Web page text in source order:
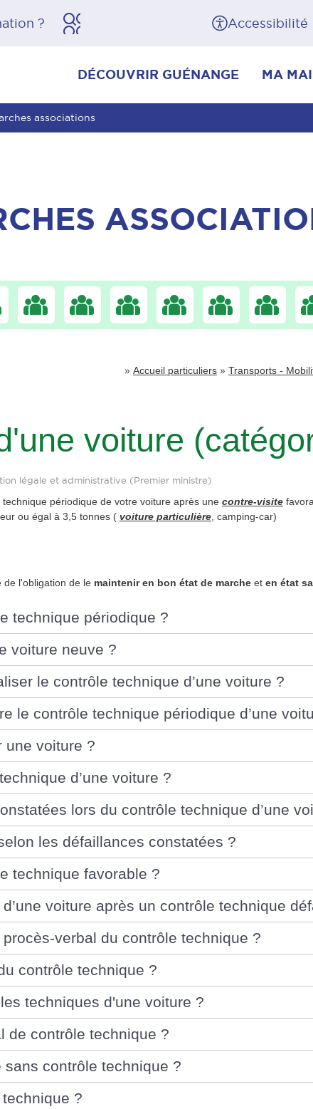
Pied de page Accessibilité
DÉCOUVRIR GUÉNANGE MA
associations
» Accueil particuliers » Transports -
voiture
légale et administrative (Premier ministre)
périodique de votre voiture après une contre-visite
ou égal à 3,5 tonnes ( voiture particulière , camping-car)
de l'obligation de le maintenir en bon état de marche et en état
technique périodique ?
voiture neuve ?
le contrôle technique d’une voiture ?
le contrôle technique périodique d’une
une voiture ?
d’une voiture ?
lors du contrôle technique d’une
les défaillances constatées ?
technique favorable ?
voiture après un contrôle technique
verbal du contrôle technique ?
contrôle technique ?
techniques d'une voiture ?
de contrôle technique ?
contrôle technique ?
?